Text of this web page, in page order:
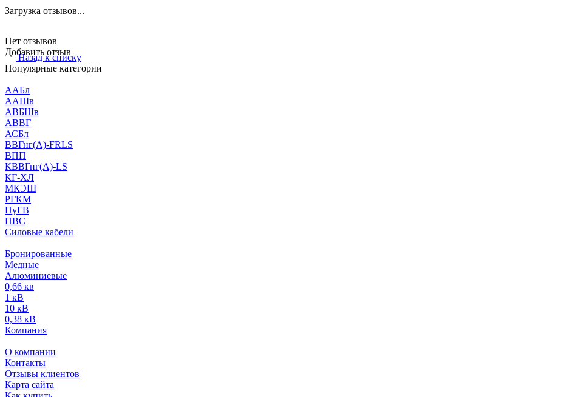
Загрузка отзывов...
Нет отзывов
Добавить отзыв
Назад к списку
Популярные категории
ААБл
ААШв
АВБШв
АВВГ
АСБл
ВВГнг(А)-FRLS
ВПП
КВВГнг(А)-LS
КГ-ХЛ
МКЭШ
РГКМ
ПуГВ
ПВС
Силовые кабели
Бронированные
Медные
Алюминиевые
0,66 кв
1 кВ
10 кВ
0,38 кВ
Компания
О компании
Контакты
Отзывы клиентов
Карта сайта